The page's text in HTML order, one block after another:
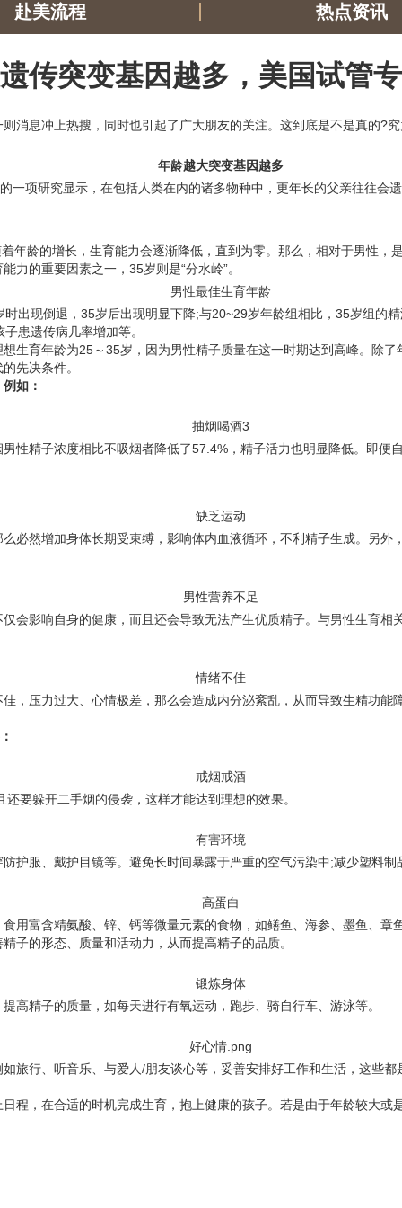
赴美流程 热点资讯
传突变基因越多，美国试管
消息冲上热搜，同时也引起了广大朋友的关注。这到底是不是真的?
项研究显示，在包括人类在内的诸多物种中，更年长的父亲往往会
年龄的增长，生育能力会逐渐降低，直到为零。那么，相对于男性，
力的重要因素之一，35岁则是“分水岭”。
出现倒退，35岁后出现明显下降;与20~29岁年龄组相比，35岁组的
患遗传病几率增加等。
生育年龄为25～35岁，因为男性精子质量在这一时期达到高峰。除
先决条件。
如：
性精子浓度相比不吸烟者降低了57.4%，精子活力也明显降低。即
必然增加身体长期受束缚，影响体内血液循环，不利精子生成。另
会影响自身的健康，而且还会导致无法产生优质精子。与男性生育
，压力过大、心情极差，那么会造成内分泌紊乱，从而导致生精功
要躲开二手烟的侵袭，这样才能达到理想的效果。
护服、戴护目镜等。避免长时间暴露于严重的空气污染中;减少塑料制
用富含精氨酸、锌、钙等微量元素的食物，如鳝鱼、海参、墨鱼、
子的形态、质量和活动力，从而提高精子的品质。
高精子的质量，如每天进行有氧运动，跑步、骑自行车、游泳等。
旅行、听音乐、与爱人/朋友谈心等，妥善安排好工作和生活，这些
程，在合适的时机完成生育，抱上健康的孩子。若是由于年龄较大